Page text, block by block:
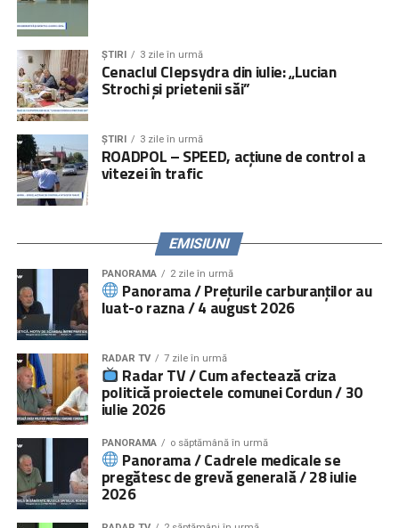
ȘTIRI 3 zile în urmă
Cenaclul Clepsydra din iulie: „Lucian
Strochi și prietenii săi”
ȘTIRI 3 zile în urmă
ROADPOL – SPEED, acțiune de control a
vitezei în trafic
EMISIUNI
PANORAMA 2 zile în urmă
Panorama / Prețurile carburanților au
luat-o razna / 4 august 2026
RADAR TV 7 zile în urmă
Radar TV / Cum afectează criza
politică proiectele comunei Cordun / 30
iulie 2026
PANORAMA o săptămână în urmă
Panorama / Cadrele medicale se
pregătesc de grevă generală / 28 iulie
2026